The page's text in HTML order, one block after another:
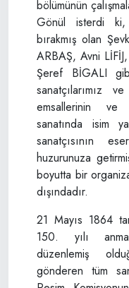
bölümünün
Gönül isterdi ki,
bırakmış olan
ARBAŞ, Avni
Şeref BİGALI
sanatçılarımız
emsallerinin ve
sanatında isim
sanatçısının
huzurunuza
boyutta bir
dışındadır.
21 Mayıs 1864
150. yılı
düzenlemiş
gönderen tüm